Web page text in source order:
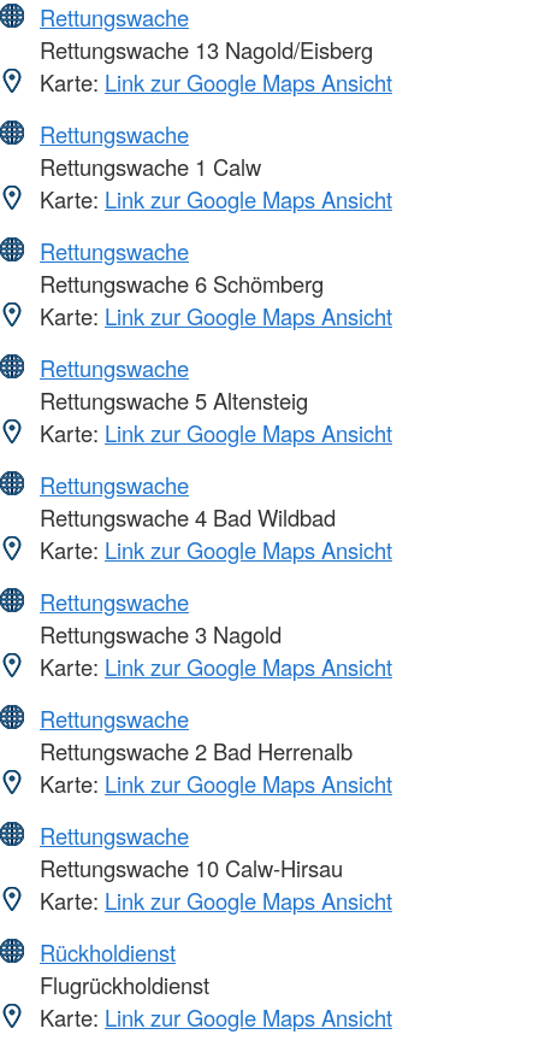
Rettungswache
Rettungswache 13 Nagold/Eisberg
Karte: Link zur Google Maps Ansicht
Rettungswache
Rettungswache 1 Calw
Karte: Link zur Google Maps Ansicht
Rettungswache
Rettungswache 6 Schömberg
Karte: Link zur Google Maps Ansicht
Rettungswache
Rettungswache 5 Altensteig
Karte: Link zur Google Maps Ansicht
Rettungswache
Rettungswache 4 Bad Wildbad
Karte: Link zur Google Maps Ansicht
Rettungswache
Rettungswache 3 Nagold
Karte: Link zur Google Maps Ansicht
Rettungswache
Rettungswache 2 Bad Herrenalb
Karte: Link zur Google Maps Ansicht
Rettungswache
Rettungswache 10 Calw-Hirsau
Karte: Link zur Google Maps Ansicht
Rückholdienst
Flugrückholdienst
Karte: Link zur Google Maps Ansicht